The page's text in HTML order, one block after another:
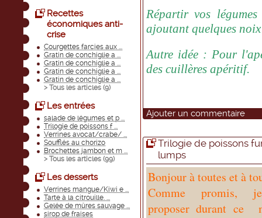
Recettes
économiques anti-
crise
Courgettes farcies aux ...
Gratin de conchiglie a ...
Gratin de conchiglie a ...
Gratin de conchiglie a ...
Gratin de conchiglie a ...
> Tous les articles (9)
Les entrées
salade de légumes et p ...
Trilogie de poissons f ...
Verrines avocat/crabe/ ...
Soufflés au chorizo
Brochettes jambon et m ...
> Tous les articles (99)
Les desserts
Verrines mangue/Kiwi e ...
Tarte à la citrouille. ...
Gelée de mûres sauvage ...
sirop de fraises
Répartir vos
ajoutant quelques
Autre idée : Pour
des cuillères apéritif.
Ajouter un commentaire
Trilogie de poissons
lumps
Bonjour à toutes et à
Comme promis,
proposer durant ce